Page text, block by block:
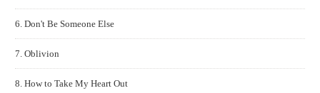
6. Don't Be Someone Else
7. Oblivion
8. How to Take My Heart Out